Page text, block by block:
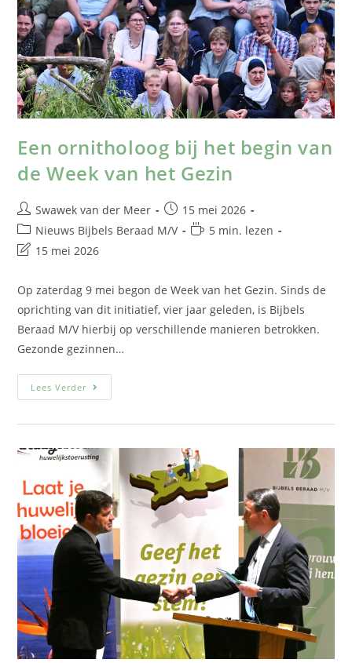
Een ornitholoog bij het begin van
de Week van het Gezin
Swawek van der Meer
15 mei 2026
Nieuws Bijbels Beraad M/V
5 min. lezen
15 mei 2026
Op zaterdag 9 mei begon de Week van het Gezin. Sinds de
oprichting van dit initiatief, vier jaar geleden, is Bijbels
Beraad M/V hierbij op verschillende manieren betrokken.
Gezonde gezinnen…
Lees Verder